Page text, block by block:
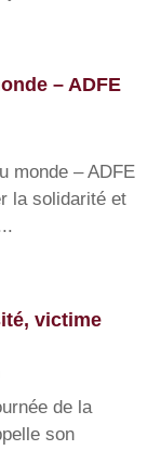
– ADFE
monde – ADFE
la solidarité et
victime
de la
son